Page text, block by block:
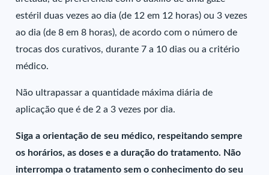
estéril duas vezes ao dia (de 12 em 12 horas) ou 3 vezes
ao dia (de 8 em 8 horas), de acordo com o número de
trocas dos curativos, durante 7 a 10 dias ou a critério
médico.
Não ultrapassar a quantidade máxima diária de
aplicação que é de 2 a 3 vezes por dia.
Siga a orientação de seu médico, respeitando sempre
os horários, as doses e a duração do tratamento. Não
interrompa o tratamento sem o conhecimento do seu